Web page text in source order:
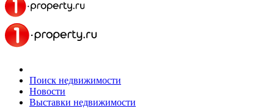
Поиск недвижимости
Новости
Выставки недвижимости